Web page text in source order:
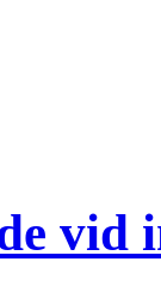
vid